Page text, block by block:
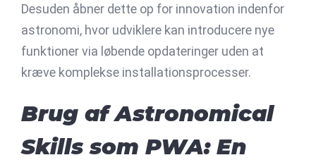
Desuden åbner dette op for innovation indenfor
astronomi, hvor udviklere kan introducere nye
funktioner via løbende opdateringer uden at
kræve komplekse installationsprocesser.
Brug af Astronomical
Skills som PWA: En